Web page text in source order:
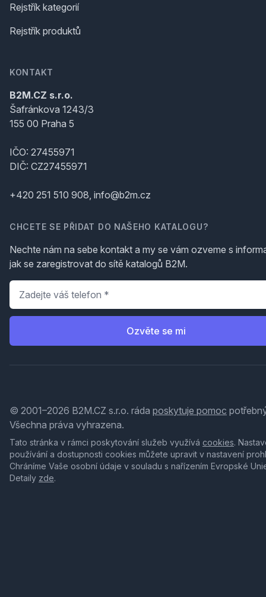
Rejstřík kategorií
Rejstřík produktů
KONTAKT
B2M.CZ s.r.o.
Šafránkova 1243/3
155 00 Praha 5
IČO: 27455971
DIČ: CZ27455971
+420 251 510 908, info@b2m.cz
CHCETE SE PŘIDAT DO NAŠEHO KATALOGU?
Nechte nám na sebe kontakt a my se vám ozveme s
jak se zaregistrovat do sítě katalogů B2M.
Telefon
Ozvěte se mi
© 2001–2026 B2M.CZ s.r.o. ráda poskytuje pomoc
Všechna práva vyhrazena.
Tato stránka v rámci poskytování služeb využívá cookies.
používání a dostupnosti cookies můžete upravit v nastavení
Chráníme Vaše osobní údaje v souladu s nařízením Evropské
Detaily zde.